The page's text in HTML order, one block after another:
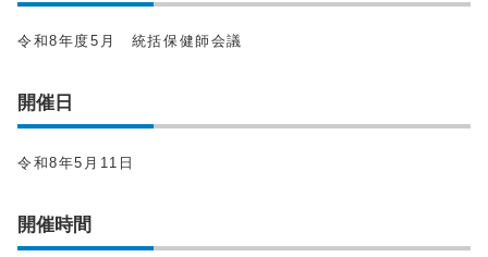
令和8年度5月 統括保健師会議
開催日
令和8年5月11日
開催時間